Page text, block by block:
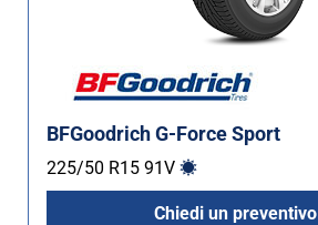
BFGoodrich G-Force Sport
225/50 R15 91V
Chiedi un preventivo